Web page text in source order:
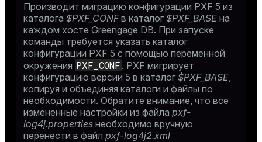
Производит миграцию конфигурации PXF 5 из
каталога $PXF_CONFв каталог $PXF_BASE на
каждом хосте Greengage DB. При запуске
команды требуется указать каталог
конфигурации PXF 5 с помощью переменной
окружения PXF_CONF . PXF мигрирует
конфигурацию версии 5 в каталог $PXF_BASE,
копируя и объединяя каталоги и файлы по
необходимости. Обратите внимание, что все
измененные настройки из файла pxf-
log4j.properties необходимо вручную
перенести в файл pxf-log4j2.xml